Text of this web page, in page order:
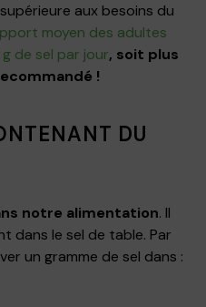
aux besoins du
moyen des adultes
de sel par jour, soit plus
!
DU
notre alimentation. Il
dans le sel de table. Par
un gramme de sel dans :